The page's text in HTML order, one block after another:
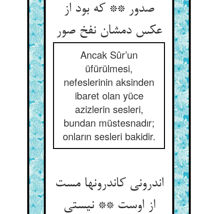
صدور ** که بود از
عکس دمشان نفخ صور
Ancak Sûr’un
üfürülmesi,
nefeslerinin aksinden
ibaret olan yüce
azizlerin sesleri,
bundan müstesnadır;
onların sesleri bakidir.
اندرونی کاندرونها مست
از اوست ** نیستی